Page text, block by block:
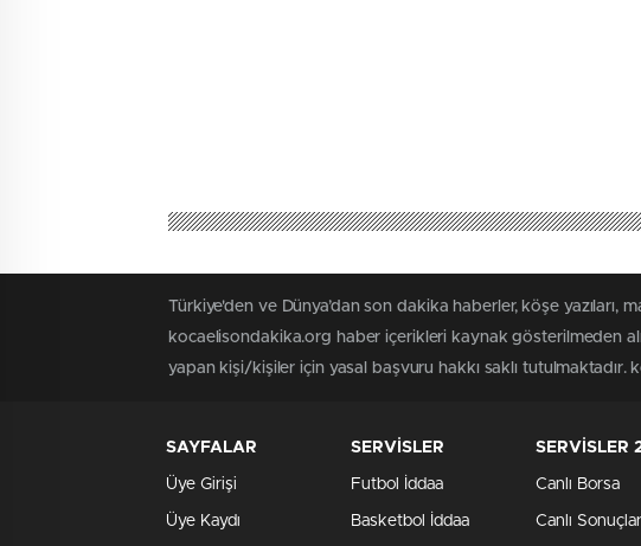
Türkiye'den ve Dünya’dan son dakika haberler, köşe
kocaelisondakika.org haber içerikleri kaynak gösterilmeden
yapan kişi/kişiler için yasal başvuru hakkı saklı
SAYFALAR
Üye Girişi
Üye Kaydı
SERVİSLER
Futbol İddaa
Basketbol İddaa
SERVİSLER
Canlı Borsa
Canlı Sonuçlar